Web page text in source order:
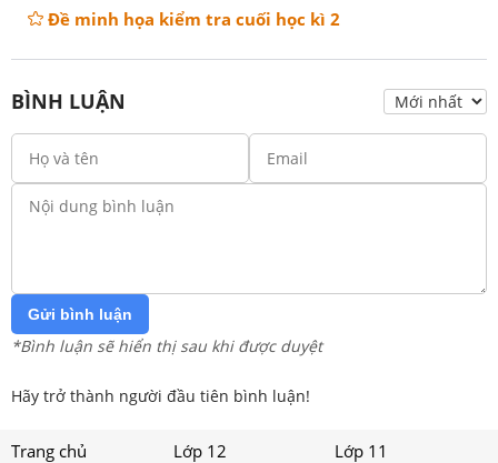
Đề minh họa kiểm tra cuối học kì 2
BÌNH LUẬN
Gửi bình luận
*Bình luận sẽ hiển thị sau khi được duyệt
Hãy trở thành người đầu tiên bình luận!
Trang chủ Lớp 12
Lớp 11